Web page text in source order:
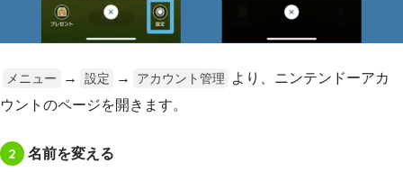
メニュー → 設定 → アカウント管理
より、ニンテンドーアカ
ウントのページを開きます。
2 名前を変える